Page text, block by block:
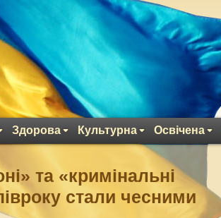
Здорова Культурна Освічена
та «кримінальні
стали чесними